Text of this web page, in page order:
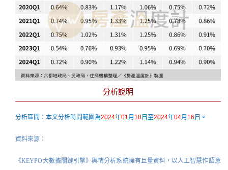
分析說明
分析區間：本文分析時間範圍為2024年01 月 18 日至2024年04月 16 日。
資料來源：
《KEYPO大數據關鍵引擎》輿情分析系統擁有巨量資料 ，以人工智慧作語意